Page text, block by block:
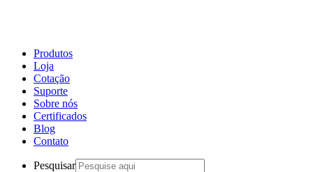
Produtos
Loja
Cotação
Suporte
Sobre nós
Certificados
Blog
Contato
Pesquisar